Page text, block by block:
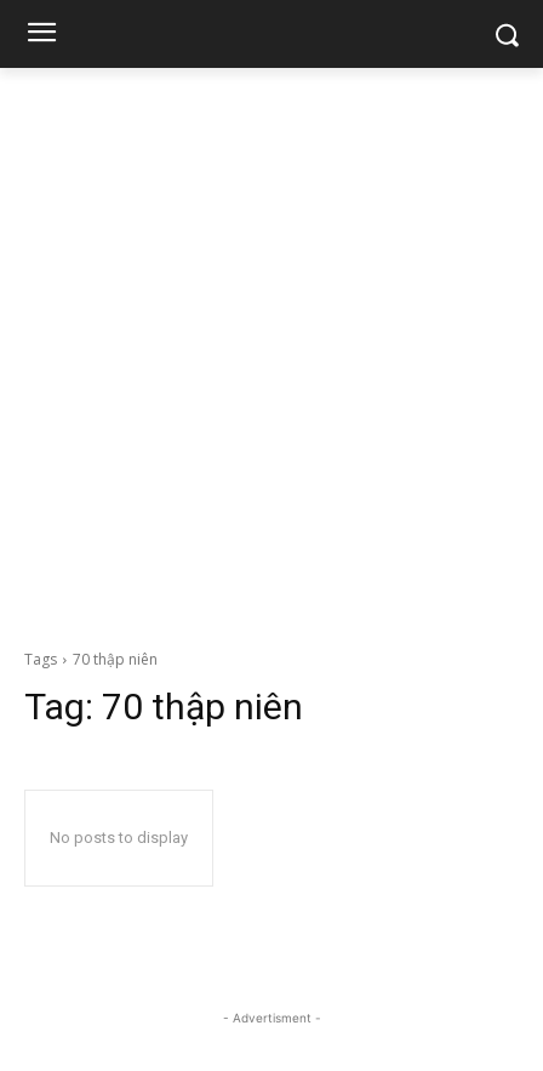
Tags 70 thập niên
Tag: 70 thập niên
No posts to display
- Advertisment -